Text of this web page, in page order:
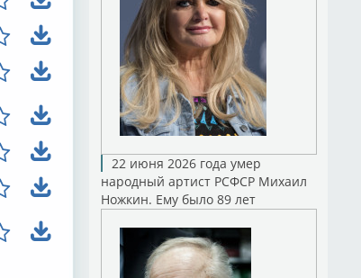
22 июня 2026 года умер
народный артист РСФСР Михаил
Ножкин. Ему было 89 лет